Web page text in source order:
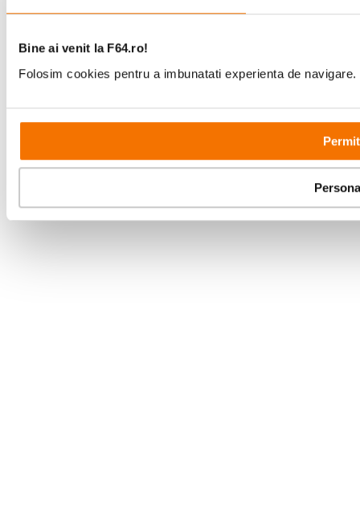
Bine ai venit la F64.ro!
Folosim cookies pentru a imbunatati experienta de